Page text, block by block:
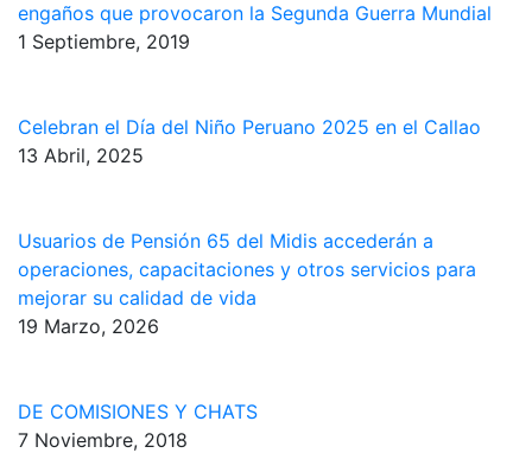
engaños que provocaron la Segunda Guerra Mundial
1 Septiembre, 2019
Celebran el Día del Niño Peruano 2025 en el Callao
13 Abril, 2025
Usuarios de Pensión 65 del Midis accederán a
operaciones, capacitaciones y otros servicios para
mejorar su calidad de vida
19 Marzo, 2026
DE COMISIONES Y CHATS
7 Noviembre, 2018